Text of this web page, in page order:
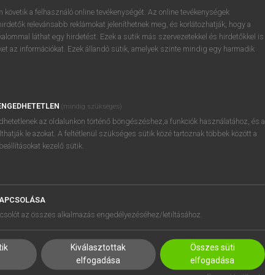
próbaverziójának elindításához
regisztrálok ésbelépek.
REGISZTRÁCIÓ
SÚGÓ
RÓLUNK
SÜTI BEÁLLÍTÁSOK
követik a felhasználó online tevékenységét. Az online tevékenységek
relevánsabb reklámokat jeleníthetnek meg, és korlátozhatják, hogy a
láthat egy hirdetést. Ezek a sütik más szervezetekkel és hirdetőkkel is
az információkat. Ezek állandó sütik, amelyek szinte mindig egy harmadik
(mindig szükséges)
az oldalunkon történő böngészéshez,a funkciók használatához, és a
le azokat. A feltétlenül szükséges sütik közé tartoznak többek között a
kezelő sütik.
az összes alkalmazás engedélyezéséhez/letiltásához.
Kiválasztottak
elfogadása
Összes süti
elfogadása